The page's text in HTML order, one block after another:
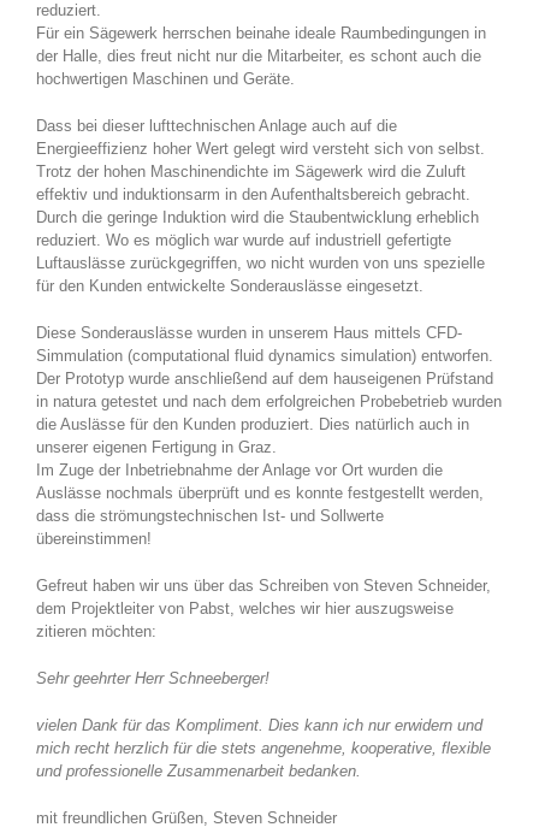
reduziert.
Für ein Sägewerk herrschen beinahe ideale Raumbedingungen in
der Halle, dies freut nicht nur die Mitarbeiter, es schont auch die
hochwertigen Maschinen und Geräte.
Dass bei dieser lufttechnischen Anlage auch auf die
Energieeffizienz hoher Wert gelegt wird versteht sich von selbst.
Trotz der hohen Maschinendichte im Sägewerk wird die Zuluft
effektiv und induktionsarm in den Aufenthaltsbereich gebracht.
Durch die geringe Induktion wird die Staubentwicklung erheblich
reduziert. Wo es möglich war wurde auf industriell gefertigte
Luftauslässe zurückgegriffen, wo nicht wurden von uns spezielle
für den Kunden entwickelte Sonderauslässe eingesetzt.
Diese Sonderauslässe wurden in unserem Haus mittels CFD-
Simmulation (computational fluid dynamics simulation) entworfen.
Der Prototyp wurde anschließend auf dem hauseigenen Prüfstand
in natura getestet und nach dem erfolgreichen Probebetrieb wurden
die Auslässe für den Kunden produziert. Dies natürlich auch in
unserer eigenen Fertigung in Graz.
Im Zuge der Inbetriebnahme der Anlage vor Ort wurden die
Auslässe nochmals überprüft und es konnte festgestellt werden,
dass die strömungstechnischen Ist- und Sollwerte
übereinstimmen!
Gefreut haben wir uns über das Schreiben von Steven Schneider,
dem Projektleiter von Pabst, welches wir hier auszugsweise
zitieren möchten:
Sehr geehrter Herr Schneeberger!
vielen Dank für das Kompliment. Dies kann ich nur erwidern und
mich recht herzlich für die stets angenehme, kooperative, flexible
und professionelle Zusammenarbeit bedanken.
mit freundlichen Grüßen, Steven Schneider